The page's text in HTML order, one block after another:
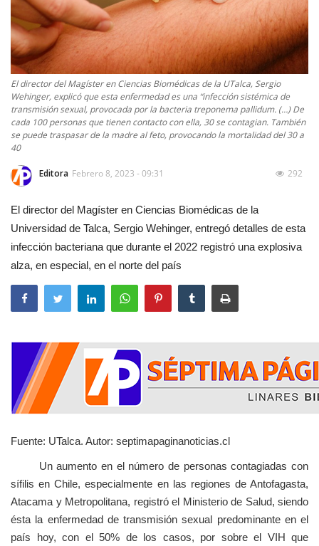
Política
Espectáculos
El director del Magíster en Ciencias Biomédicas de la UTalca, Sergio
Wehinger, explicó que esta enfermedad es una “infección sistémica de
transmisión sexual, provocada por la bacteria treponema pallidum. (…) De
cada 100 personas que tienen contacto con ella, 30 se contagian. También
se puede traspasar de la madre al feto, provocando la mortalidad del 30 a
40
Editora Febrero 8, 2023 - 09:31 292
El director del Magíster en Ciencias Biomédicas de la
Universidad de Talca, Sergio Wehinger, entregó detalles de esta
infección bacteriana que durante el 2022 registró una explosiva
alza, en especial, en el norte del país
Fuente: UTalca. Autor: septimapaginanoticias.cl
Un aumento en el número de personas contagiadas con
sífilis en Chile, especialmente en las regiones de Antofagasta,
Atacama y Metropolitana, registró el Ministerio de Salud, siendo
ésta la enfermedad de transmisión sexual predominante en el
país hoy, con el 50% de los casos, por sobre el VIH que